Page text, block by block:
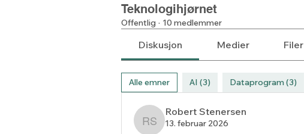
Teknologihjørnet
Offentlig · 10 medlemmer
Diskusjon Medier Filer
Alle emner AI (3) Dataprogram (3)
Robert Stenersen
Robert Stenersen
13. februar 2026